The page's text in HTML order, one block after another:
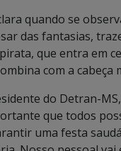
quando se
das fantasias,
que entra em
com a cabeça
do Detran-
que todos
uma festa